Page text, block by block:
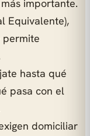
importante.
Equivalente),
permite
hasta qué
pasa con el
domiciliar